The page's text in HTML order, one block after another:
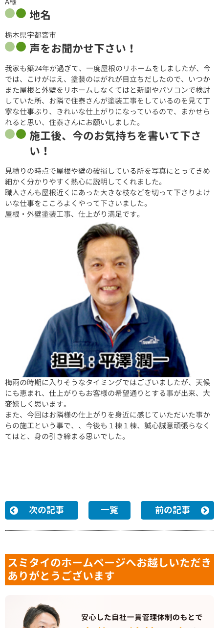
地名
栃木県宇都宮市
声をお聞かせ下さい！
我家も築24年が過ぎて、一度屋根のリホームをしましたが、今
では、こけがはえ、塗装のはがれが目立ちだしたので、いつか
また屋根と外壁をリホームしなくてはと新聞やパソコンで検討
していた所、お隣で住泰さんが塗装工事をしているのを見て丁
寧な仕事ぶり、きれいな仕上がりになっているので、まかせら
れると思い、住泰さんにお願いしました。
施工後、今のお気持ちを書いて下さ
い！
見積りの時点で屋根や壁の破損している所を写真にとってきめ
細かく分かりやすく熱心に説明してくれました。
職人さんも屋根近くにあった大きな枝などを切って下さりよけ
いな仕事をこころよくやって下さいました。
屋根・外壁塗装工事、仕上がり満足です。
梅雨の時期に入りそうなタイミングではございましたが、天候
にも恵まれ、仕上がりもお客様の希望通りとする事が出来、大
変嬉しく思います。
また、今回はお隣様の仕上がりを身近に感じていただいた事か
らの施工という事で、、今後も１棟１棟、誠心誠意頑張らなく
てはと、身の引き締まる思いでした。
次の記事 一覧 前の記事
スミタイのホームページへお越しいただき
ありがとうございます